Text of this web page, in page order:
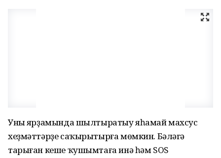
Уның ярҙамында шылтыратыу яһамай махсус
хеҙмәттәрҙе саҡырытырға мөмкин. Бәләгә
тарыған кеше ҡушымтаға инә һәм SOS